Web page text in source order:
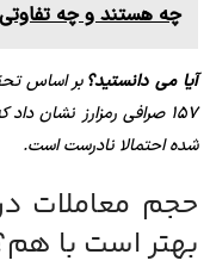
چه هستند و چه تفاوتی
آیا می دانستید؟بر اساس
شده احتمالا نادرست است.
حجم معاملات
بهتر است با